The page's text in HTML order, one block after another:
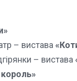
– вистава
– вистава